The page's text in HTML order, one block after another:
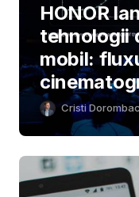
HONOR
tehnologii
mobil:
Cristi